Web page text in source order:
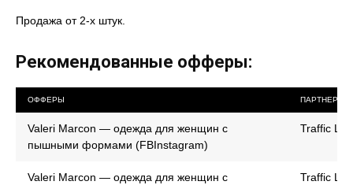
Продажа от 2-х штук.
Рекомендованные офферы:
ОФФЕРЫ ПАРТНЕРКА
Valeri Marcon — одежда для женщин с
пышными формами (FBInstagram)
Traffic
Valeri Marcon — одежда для женщин с
Traffic